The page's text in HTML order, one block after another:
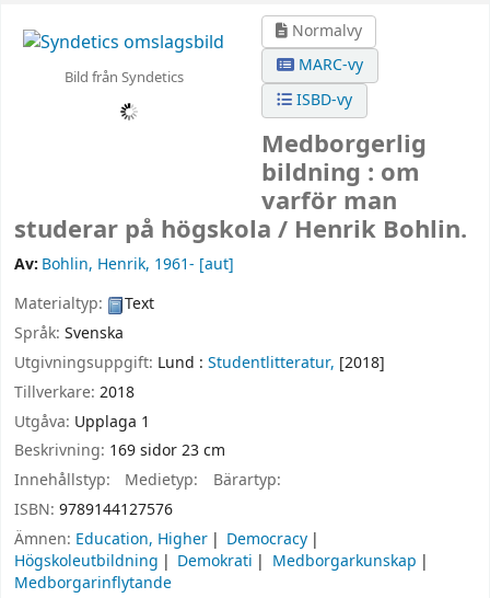
Bild från Syndetics
Normalvy
MARC-vy
ISBD-vy
Medborgerlig
bildning : om
varför man
studerar på högskola / Henrik Bohlin.
Av: Bohlin, Henrik, 1961- [aut]
Materialtyp:
Text
Språk: Svenska
Utgivningsuppgift: Lund : Studentlitteratur, [2018]
Tillverkare: 2018
Utgåva: Upplaga 1
Beskrivning: 169 sidor 23 cm
Innehållstyp:
Medietyp:
Bärartyp:
ISBN: 9789144127576
Ämnen: Education, Higher
Democracy
Högskoleutbildning
Demokrati
Medborgarkunskap
Medborgarinflytande